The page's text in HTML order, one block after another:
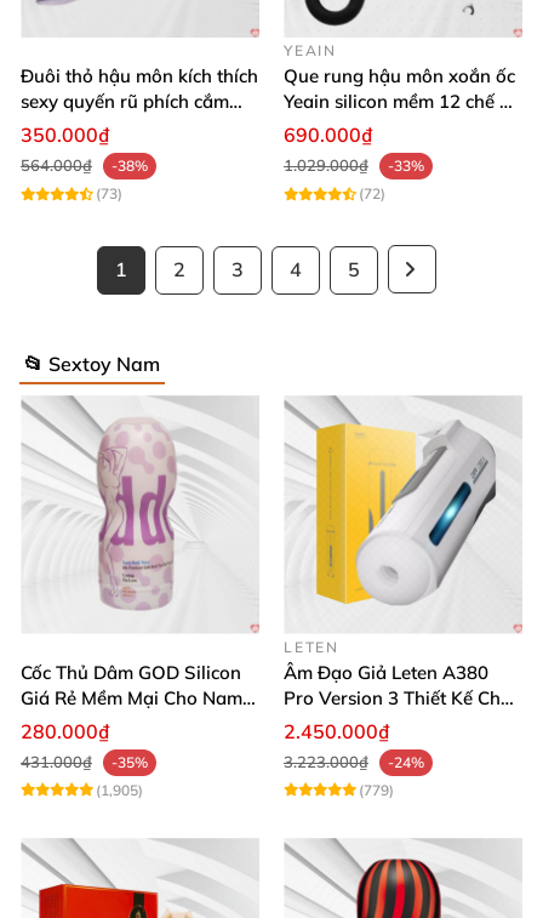
Đuôi thỏ hậu môn kích thích
sexy quyến rũ phích cắm
kích thích
350.000₫
564.000₫
-38%
(73)
YEAIN
Que rung hậu môn xoắn ốc
Yeain silicon mềm 12 chế độ
rung đa dạng
690.000₫
1.029.000₫
-33%
(72)
1 2 3 4 5
📂 Sextoy Nam
Cốc Thủ Dâm GOD Silicon
Giá Rẻ Mềm Mại Cho Nam
Giới
280.000₫
431.000₫
-35%
(1,905)
LETEN
Âm Đạo Giả Leten A380
Pro Version 3 Thiết Kế Chân
Thực
2.450.000₫
3.223.000₫
-24%
(779)